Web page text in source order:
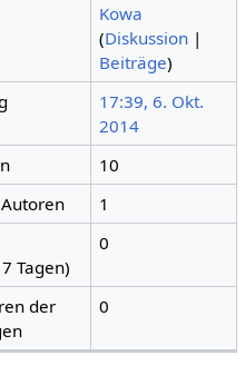
Kowa
(Diskussion |
Beiträge)
17:39, 6. Okt.
2014
10
1
Tagen)
0
der
0